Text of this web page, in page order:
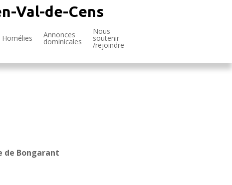
Val-de-Cens
Homélies Annonces
dominicales
Nous
soutenir
/rejoindre
de Bongarant